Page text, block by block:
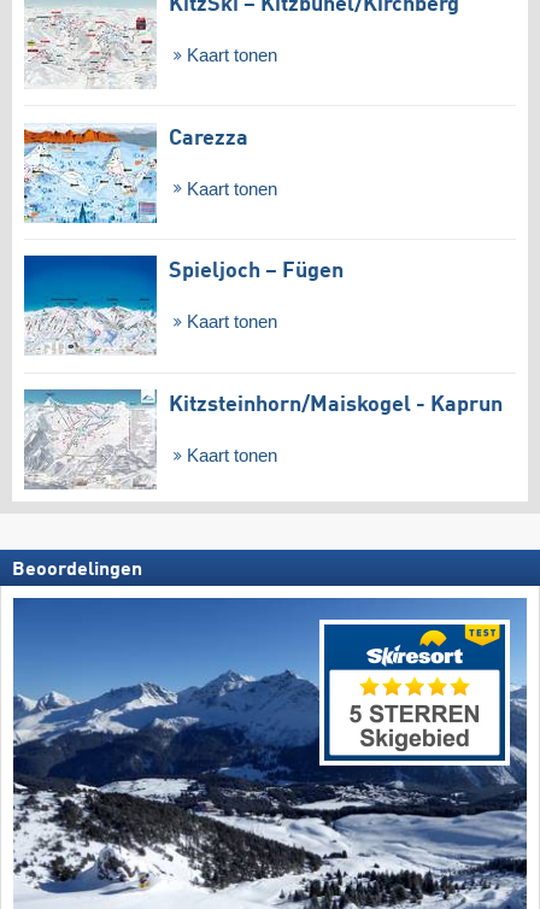
KitzSki – Kitzbühel/​Kirchberg
Kaart tonen
Carezza
Kaart tonen
Spieljoch – Fügen
Kaart tonen
Kitzsteinhorn/​Maiskogel - Kaprun
Kaart tonen
Beoordelingen